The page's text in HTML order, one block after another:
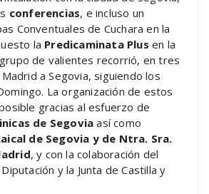
conferencias, e incluso un
Conventuales de Cuchara en la
la Predicaminata Plus en la
de valientes recorrió, en tres
a Segovia, siguiendo los
La organización de estos
gracias al esfuerzo de
de Segovia así como
de Segovia y de Ntra. Sra.
, y con la colaboración del
y la Junta de Castilla y